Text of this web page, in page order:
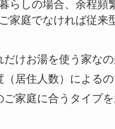
らしの場合、余程頻
家庭でなければ従来
だけお湯を使う家な
（居住人数）による
家庭に合うタイプを